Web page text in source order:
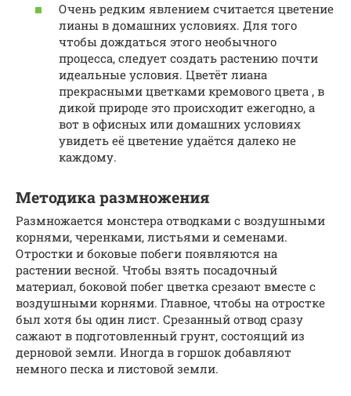
Очень редким явлением считается цветение
лианы в домашних условиях. Для того
чтобы дождаться этого необычного
процесса, следует создать растению почти
идеальные условия. Цветёт лиана
прекрасными цветками кремового цвета , в
дикой природе это происходит ежегодно, а
вот в офисных или домашних условиях
увидеть её цветение удаётся далеко не
каждому.
Методика размножения
Размножается монстера отводками с воздушными
корнями, черенками, листьями и семенами.
Отростки и боковые побеги появляются на
растении весной. Чтобы взять посадочный
материал, боковой побег цветка срезают вместе с
воздушными корнями. Главное, чтобы на отростке
был хотя бы один лист. Срезанный отвод сразу
сажают в подготовленный грунт, состоящий из
дерновой земли. Иногда в горшок добавляют
немного песка и листовой земли.